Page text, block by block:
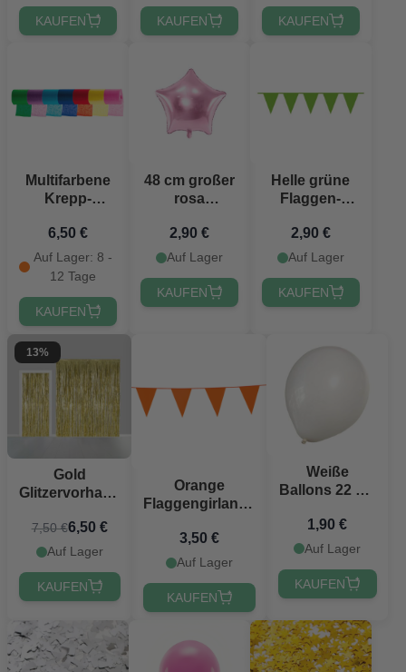
KAUFEN KAUFEN KAUFEN
Multifarbene
Krepp-
- 5m
6,50 €
Auf Lager: 8 -
12 Tage
KAUFEN
48 cm großer
rosa
aus Folie
2,90 €
Auf Lager
KAUFEN
Helle grüne
Flaggen-
30 cm - 10
Meter
2,90 €
Auf Lager
KAUFEN
13%
Gold
Glitzervorhang
7,50 €6,50 €
Auf Lager
KAUFEN
Orange
Flaggengirlande
m
3,50 €
Auf Lager
KAUFEN
Weiße
Ballons 22 cm
1,90 €
Auf Lager
KAUFEN
Möchtest du 10 % Rabatt
erhalten? 🎁
Erhalte 10 % Rabattauf deine nächste
Bestellung, indem du dich für unseren
festlichen Newsletter anmeldest 🎉